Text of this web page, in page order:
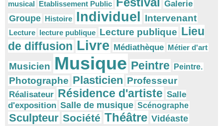
musical Etablissement Public
Galerie
Groupe Histoire Individuel Intervenant
Lecture lecture publique Lecture publique Lieu
de diffusion Livre Médiathèque Métier d'art
Musicien Musique Peintre Peintre.
Photographe Plasticien Professeur
Réalisateur Résidence d'artiste Salle
d'exposition Salle de musique Scénographe
Sculpteur Société Théâtre Vidéaste